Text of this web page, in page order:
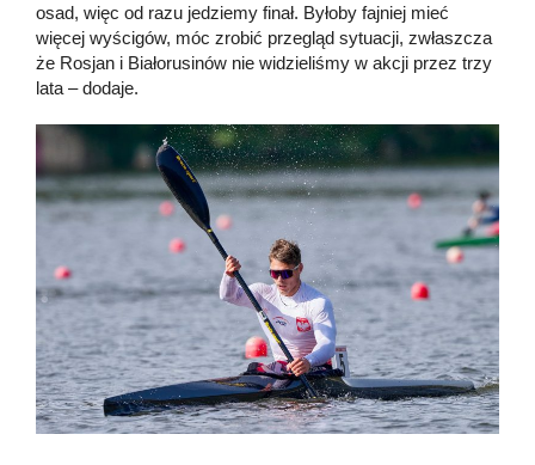
osad, więc od razu jedziemy finał. Byłoby fajniej mieć
więcej wyścigów, móc zrobić przegląd sytuacji, zwłaszcza
że Rosjan i Białorusinów nie widzieliśmy w akcji przez trzy
lata – dodaje.